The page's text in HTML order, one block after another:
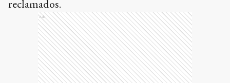
reclamados.
Ads